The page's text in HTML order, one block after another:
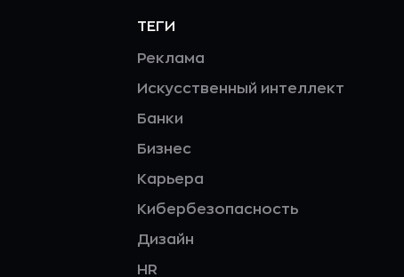
ТЕГИ
Реклама
Искусственный интеллект
Банки
Бизнес
Карьера
Кибербезопасность
Дизайн
HR